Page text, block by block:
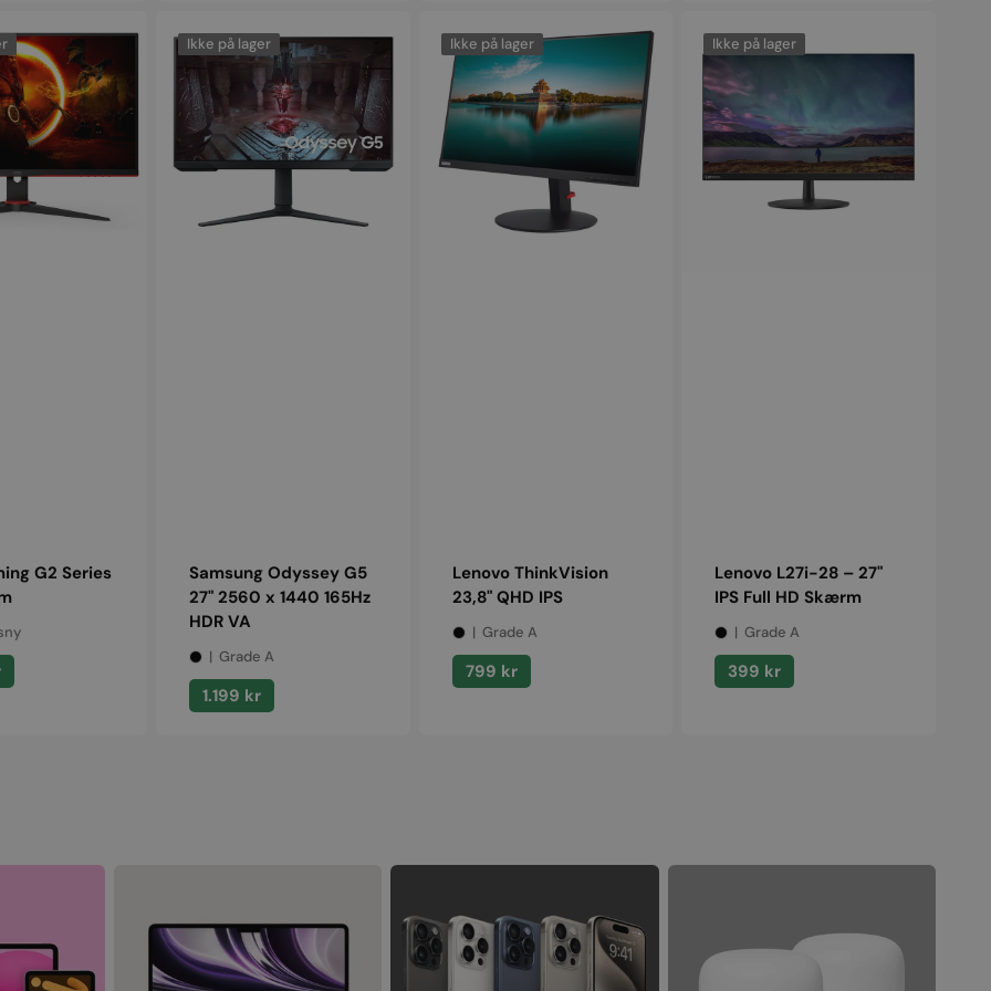
G2 Series
Odyssey
2560
1440
Ikke på lager
Samsung Odyssey G5
27" 2560 x 1440 165Hz
HDR VA
Grade A
Normalpris
1.199 kr
ThinkVision
23,8"
QHD
Ikke på lager
Lenovo ThinkVision
23,8" QHD IPS
Grade A
Normalpris
799 kr
L27i-
27"
IPS
Full
Ikke på lager
Lenovo L27i-28 – 27"
IPS Full HD Skærm
Grade A
Normalpris
399 kr